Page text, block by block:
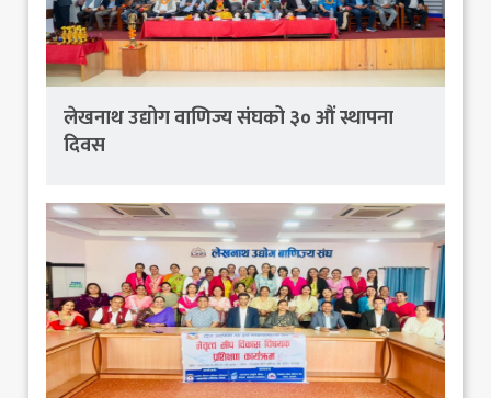
लेखनाथ उद्योग वाणिज्य संघको ३० औं स्थापना
दिवस